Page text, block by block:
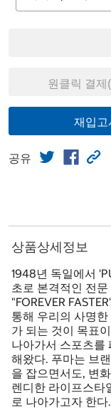
원클릭 결
재입고
공유
상품상세정보
1948년 독일에서
초로 본격적인 전
"FOREVER
통해 우리의 사명
가 되는 것이 목표
나아가서 스포츠를
해왔다. 푸마는 브
을 잡으면서도, 변
렌디한 라이프스타
로 나아가고자 한다.